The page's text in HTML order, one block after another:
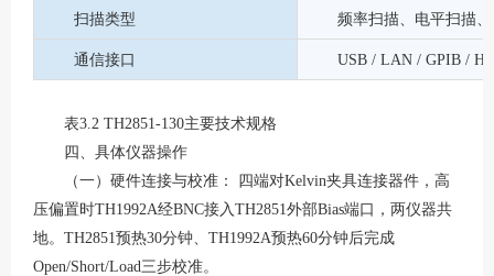
扫描类型 频率扫描、电平扫描
通信接口 USB / LAN / GPIB /
表3.2 TH2851-130主要技术规格
四、具体仪器操作
（一）硬件连接与校准：
四端对Kelvin夹具连接器件，高
压偏置时TH1992A经BNC接入TH2851外部Bias端口，两仪器共
地。TH2851预热30分钟、TH1992A预热60分钟后完成
Open/Short/Load三步校准。